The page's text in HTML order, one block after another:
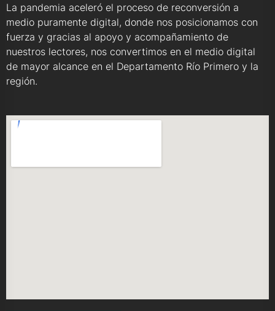
La pandemia aceleró el proceso de reconversión a
medio puramente digital, donde nos posicionamos con
fuerza y gracias al apoyo y acompañamiento de
nuestros lectores, nos convertimos en el medio digital
de mayor alcance en el Departamento Río Primero y la
región.